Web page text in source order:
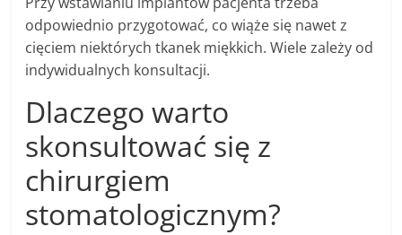
odpowiednio przygotować, co wiąże się nawet z
cięciem niektórych tkanek miękkich. Wiele zależy od
indywidualnych konsultacji.
Dlaczego warto
skonsultować się z
chirurgiem
stomatologicznym?